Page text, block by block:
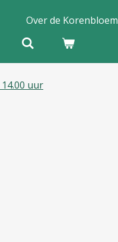
Over de Korenbloem